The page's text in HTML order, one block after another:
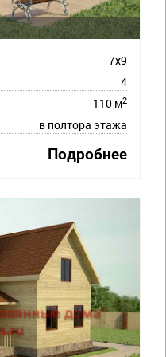
7х9
4
110 м2
в полтора этажа
Подробнее